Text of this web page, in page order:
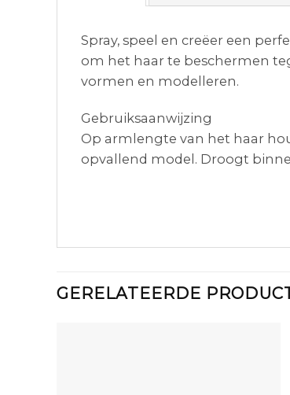
Spray, speel en creëer een
om het haar te beschermen
vormen en modelleren.
Gebruiksaanwijzing
Op armlengte van het haar
opvallend model. Droogt
GERELATEERDE